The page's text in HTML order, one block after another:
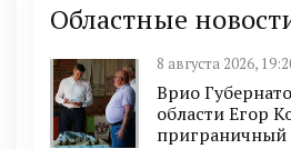
Областные
8 августа 2026,
Врио
области Егор
приграничный